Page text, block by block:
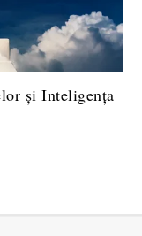
și Inteligența